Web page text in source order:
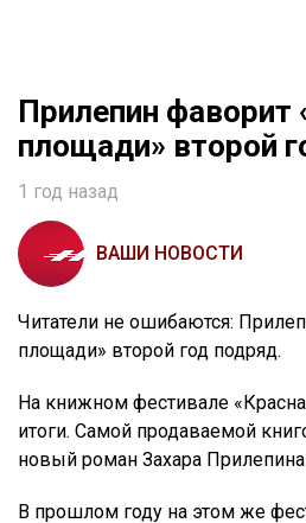
Прилепин фаворит
площади» второй
1 год назад
ВАШИ НОВОСТИ
Читатели не ошибаются:
площади» второй год подряд.
На книжном фестивале
итоги. Самой продаваемой
новый роман Захара Прилепина
В прошлом году на этом же